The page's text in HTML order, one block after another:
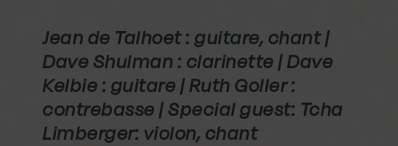
Jean de Talhoet : guitare, chant |
Dave Shulman : clarinette | Dave
Kelbie : guitare | Ruth Goller :
contrebasse | Special guest: Tcha
Limberger: violon, chant